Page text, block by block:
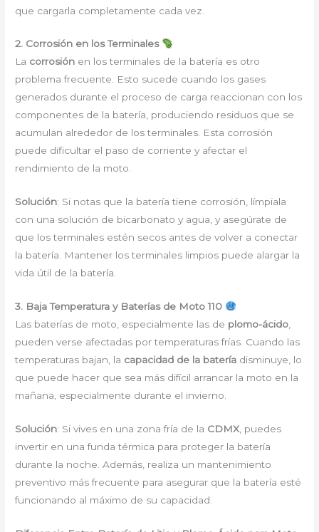
que cargarla completamente cada vez.
2. Corrosión en los Terminales
La corrosión en los terminales de la batería es otro
problema frecuente. Esto sucede cuando los gases
generados durante el proceso de carga reaccionan con los
componentes de la batería, produciendo residuos que se
acumulan alrededor de los terminales. Esta corrosión
puede dificultar el paso de corriente y afectar el
rendimiento de la moto.
Solución: Si notas que la batería tiene corrosión, límpiala
con una solución de bicarbonato y agua, y asegúrate de
que los terminales estén secos antes de volver a conectar
la batería. Mantener los terminales limpios puede alargar la
vida útil de la batería.
3. Baja Temperatura y Baterías de Moto 110
Las baterías de moto, especialmente las de plomo-ácido
pueden verse afectadas por temperaturas frías. Cuando las
temperaturas bajan, la capacidad de la batería disminuye, lo
que puede hacer que sea más difícil arrancar la moto en la
mañana, especialmente durante el invierno.
Solución: Si vives en una zona fría de la CDMX , puedes
invertir en una funda térmica para proteger la batería
durante la noche. Además, realiza un mantenimiento
preventivo más frecuente para asegurar que la batería esté
funcionando al máximo de su capacidad.